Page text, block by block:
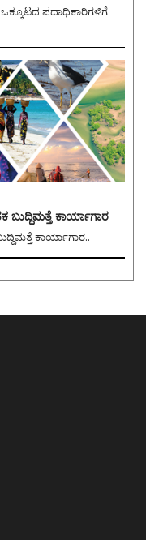
ಒಕ್ಕೂಟದ ಪದಾಧಿಕಾರಿಗಳಿಗೆ
ಬುದ್ದಿಮತ್ತೆ ಕಾರ್ಯಾಗಾರ
ಕಾರ್ಯಾಗಾರ..